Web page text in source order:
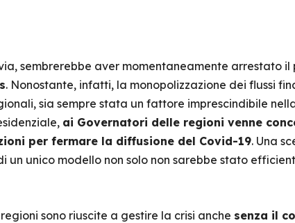
sembrerebbe aver momentaneamente arrestato il
. Nonostante, infatti, la monopolizzazione dei flussi
sia sempre stata un fattore imprescindibile
ai Governatori delle regioni venne
per fermare la diffusione del Covid-19. Una
un unico modello non solo non sarebbe stato
sono riuscite a gestire la crisi anche senza il